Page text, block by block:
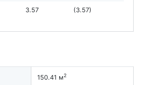
3.57 (3.57)
150.41 м2